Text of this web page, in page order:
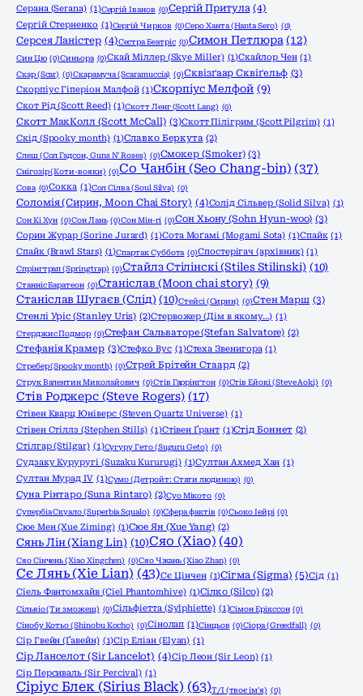
Серана (Serana) (1)Сергій Іванов (0)Сергій Притула (4)
Сергій Стерненко (1)Сергій Чирков (0)Серо Ханта (Hanta Sero) (0)
Серсея Ланістер (4)Сестра Беатріс (0)Симон Петлюра (12)
Син Цю (0)Синьора (0)Скай Міллер (Skye Miller) (1)Скайлор Чен (1)
Скар (Scar) (0)Скарамуча (Scaramuccia) (0)Сквізґаар Сквіґельф (3)
Скорпіус Гіперіон Малфой (1)Скорпіус Мелфой (9)
Скот Рід (Scott Reed) (1)Скотт Ленг (Scott Lang) (0)
Скотт МакКолл (Scott McCall) (3)Скотт Пілігрим (Scott Pilgrim) (1)
Скід (Spooky month) (1)Славко Беркута (2)
Слеш (Сол Гадсон, Guns N' Roses) (0)Смокер (Smoker) (3)
Снігозір (Коти-вояки) (0)Со Чанбін (Seo Chang-bin) (37)
Сова (0)Сокка (1)Сол Сілва (Soul Silva) (0)
Соломія (Сирин, Moon Chai Story) (4)Солід Сільвер (Solid Silva) (1)
Сон Кі Хун (0)Сон Лань (0)Сон Мін-гі (0)Сон Хьону (Sohn Hyun-woo) (3)
Сорин Журар (Sorine Jurard) (1)Сота Моґамі (Mogami Sota) (1)Спайк (1)
Спайк (Brawl Stars) (1)Спартак Суббота (0)Спостерігач (архівник) (1)
Спрінгтрап (Springtrap) (0)Стайлз Стілінскі (Stiles Stilinski) (10)
Станніс Баратеон (0)Станіслав (Moon chai story) (9)
Станіслав Шугаєв (Слід) (10)Стейсі (Сирин) (0)Стен Марш (3)
Стенлі Уріс (Stanley Uris) (2)Стервожер (Дім в якому…) (1)
Стерджис Подмор (0)Стефан Сальваторе (Stefan Salvatore) (2)
Стефанія Крамер (3)Стефко Вус (1)Стеха Звенигора (1)
Стребер (Spooky month) (0)Стрей Брітейн Стаард (2)
Струк Валентин Миколайович (0)Стів Гаррінґтон (0)Стів Ейокі (Steve Aoki) (0)
Стів Роджерс (Steve Rogers) (17)
Стівен Кварц Юніверс (Steven Quartz Universe) (1)
Стівен Стіллз (Stephen Stills) (1)Стівен Ґрант (1)Стід Боннет (2)
Стілгар (Stilgar) (1)Сугуру Гето (Suguru Geto) (0)
Судзаку Куруругі (Suzaku Kururugi) (1)Султан Ахмед Хан (1)
Султан Мурад IV (1)Сумо (Детройт: Стати людиною) (0)
Суна Рінтаро (Suna Rintaro) (2)Суо Мікото (0)
Супербіа Скуало (Superbia Squalo) (0)Сфера фактів (0)Сьоко Іейрі (0)
Сюе Мен (Xue Ziming) (1)Сюе Ян (Xue Yang) (2)
Сянь Лін (Xiang Lin) (10)Сяо (Xiao) (40)
Сяо Сінчень (Xiao Xingchen) (0)Сяо Чжань (Xiao Zhan) (0)
Сє Лянь (Xie Lian) (43)Сє Цінчен (1)Сігма (Sigma) (5)Сід (1)
Сіель Фантомхайв (Ciel Phantomhive) (1)Сілко (Silco) (2)
Сільвіо (Ти зможеш) (0)Сільфіетта (Sylphiette) (1)Сімон Ерікссон (0)
Сінобу Котьо (Shinobu Kocho) (0)Сінолап (1)Сінцьов (0)Сіора (Greedfall) (0)
Сір Гвейн (Ґавейн) (1)Сір Еліан (Elyan) (1)
Сір Ланселот (Sir Lancelot) (4)Сір Леон (Sir Leon) (1)
Сір Персиваль (Sir Percival) (1)
Сіріус Блек (Sirius Black) (63)Т/І (твоє ім'я) (0)